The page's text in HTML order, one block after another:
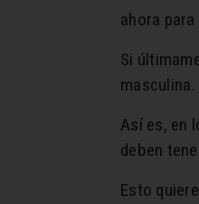
ahora
Si
masculina.
Así es, en
deben
Esto